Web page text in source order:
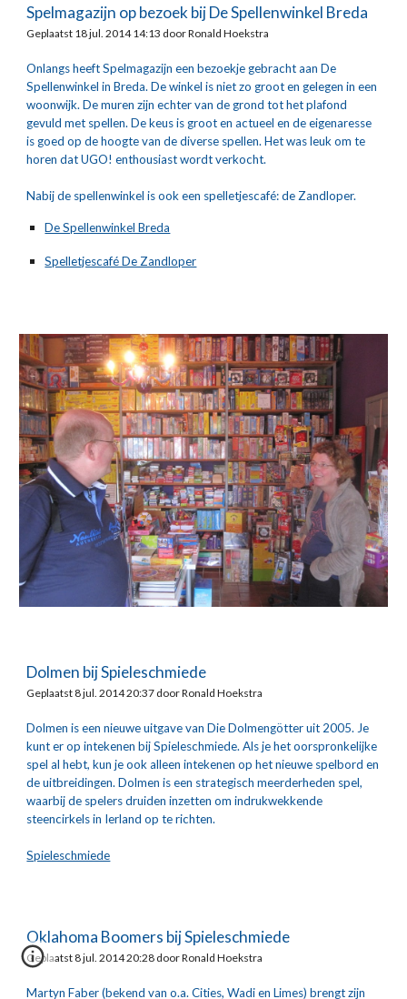
Spelmagazijn op bezoek bij De Spellenwinkel Breda
Geplaatst 18 jul. 2014 14:13 door Ronald Hoekstra
Onlangs heeft Spelmagazijn een bezoekje gebracht aan De
Spellenwinkel in Breda. De winkel is niet zo groot en gelegen in een
woonwijk. De muren zijn echter van de grond tot het plafond
gevuld met spellen. De keus is groot en actueel en de eigenaresse
is goed op de hoogte van de diverse spellen. Het was leuk om te
horen dat UGO! enthousiast wordt verkocht.
Nabij de spellenwinkel is ook een spelletjescafé: de Zandloper.
De Spellenwinkel Breda
Spelletjescafé De Zandloper
Dolmen bij Spieleschmiede
Geplaatst 8 jul. 2014 20:37 door Ronald Hoekstra
Dolmen is een nieuwe uitgave van Die Dolmengötter uit 2005. Je
kunt er op intekenen bij Spieleschmiede. Als je het oorspronkelijke
spel al hebt, kun je ook alleen intekenen op het nieuwe spelbord en
de uitbreidingen. Dolmen is een strategisch meerderheden spel,
waarbij de spelers druiden inzetten om indrukwekkende
steencirkels in Ierland op te richten.
Spieleschmiede
Oklahoma Boomers bij Spieleschmiede
Geplaatst 8 jul. 2014 20:28 door Ronald Hoekstra
Martyn Faber (bekend van o.a. Cities, Wadi en Limes) brengt zijn